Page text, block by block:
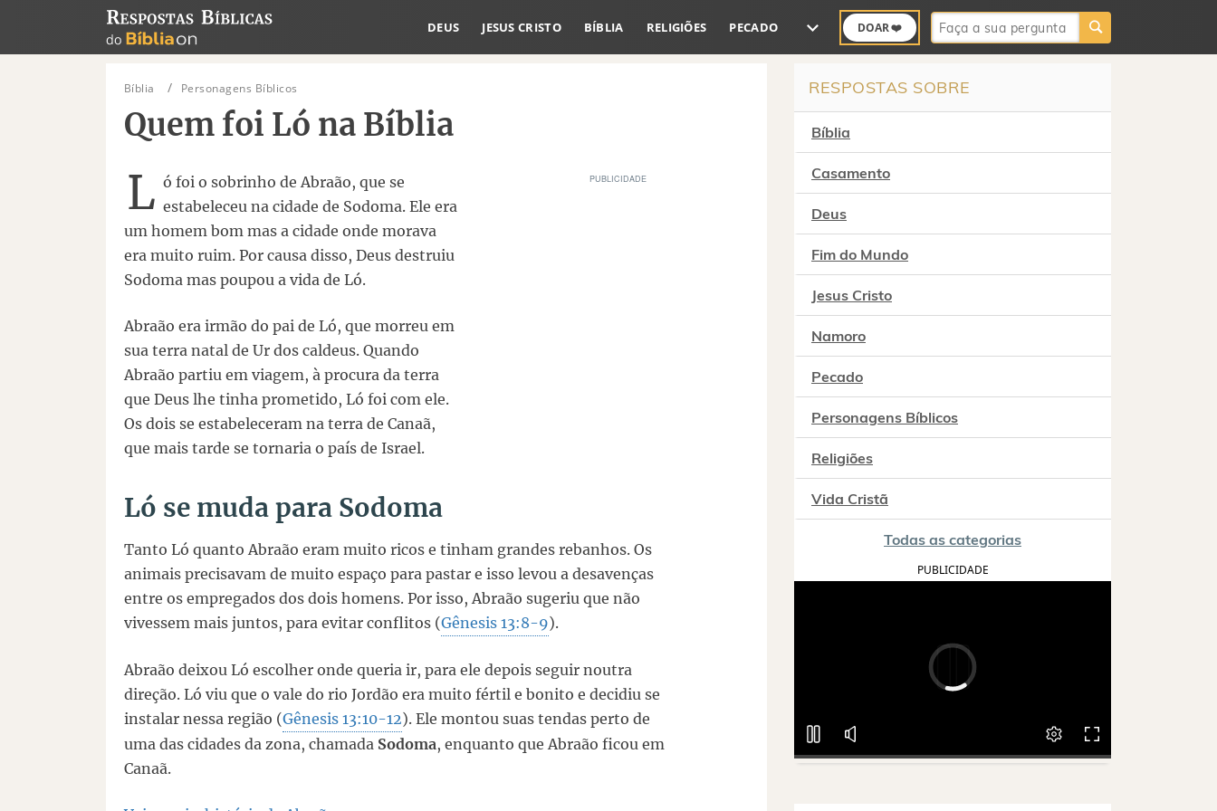
DEUS JESUS CRISTO BÍBLIA RELIGIÕES PECADO DOAR ❤️ Buscar:
Bíblia Personagens Bíblicos
Quem foi Ló na Bíblia
L ó foi o sobrinho de Abraão, que se
estabeleceu na cidade de Sodoma. Ele era
um homem bom mas a cidade onde morava
era muito ruim. Por causa disso, Deus destruiu
Sodoma mas poupou a vida de Ló.
Abraão era irmão do pai de Ló, que morreu em
sua terra natal de Ur dos caldeus. Quando
Abraão partiu em viagem, à procura da terra
que Deus lhe tinha prometido, Ló foi com ele.
Os dois se estabeleceram na terra de Canaã,
que mais tarde se tornaria o país de Israel.
Ló se muda para Sodoma
Tanto Ló quanto Abraão eram muito ricos e tinham grandes rebanhos. Os
animais precisavam de muito espaço para pastar e isso levou a desavenças
entre os empregados dos dois homens. Por isso, Abraão sugeriu que não
vivessem mais juntos, para evitar conflitos (Gênesis 13:8-9).
Abraão deixou Ló escolher onde queria ir, para ele depois seguir noutra
direção. Ló viu que o vale do rio Jordão era muito fértil e bonito e decidiu se
instalar nessa região (Gênesis 13:10-12). Ele montou suas tendas perto de
uma das cidades da zona, chamada Sodoma, enquanto que Abraão ficou em
Canaã.
RESPOSTAS SOBRE
Bíblia
Casamento
Deus
Fim do Mundo
Jesus Cristo
Namoro
Pecado
Personagens Bíblicos
Religiões
Vida Cristã
Todas as categorias
PUBLICIDADE